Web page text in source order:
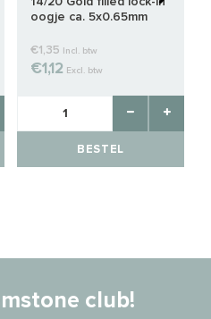
oogje ca. 5x0.65mm
€1,35 Incl. btw
€1,12 Excl. btw
BESTEL
club!